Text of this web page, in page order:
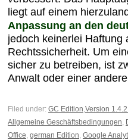
liegt auf einem
Anpassung an den
jedoch keinerlei Haftung
Rechtssicherheit. Um
sicher zu betreiben, ist
Anwalt oder einer
Filed under: GC Edition Version
Allgemeine Geschäftsbedingungen
Office german Edition Google